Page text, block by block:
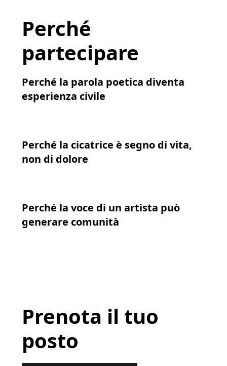
Perché
partecipare
Perché la parola poetica diventa
esperienza civile
Perché la cicatrice è segno di vita,
non di dolore
Perché la voce di un artista può
generare comunità
Prenota il tuo
posto